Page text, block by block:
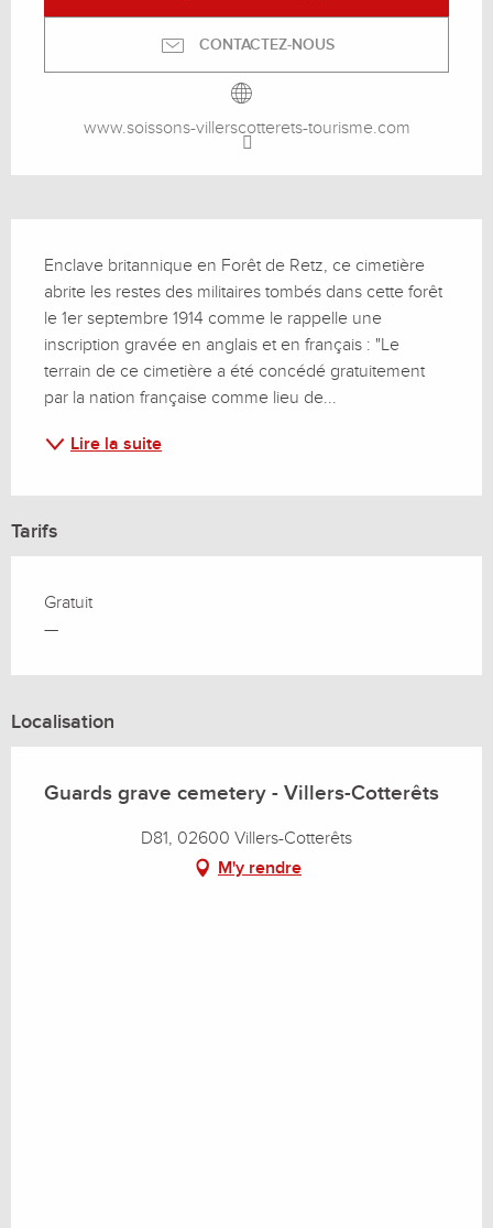
CONTACTEZ-NOUS
www.soissons-villerscotterets-tourisme.com
Enclave britannique en Forêt de Retz, ce cimetière
abrite les restes des militaires tombés dans cette forêt
le 1er septembre 1914 comme le rappelle une
inscription gravée en anglais et en français : "Le
terrain de ce cimetière a été concédé gratuitement
par la nation française comme lieu de...
Lire la suite
Tarifs
Gratuit
—
Localisation
Guards grave cemetery - Villers-Cotterêts
D81, 02600 Villers-Cotterêts
M'y rendre